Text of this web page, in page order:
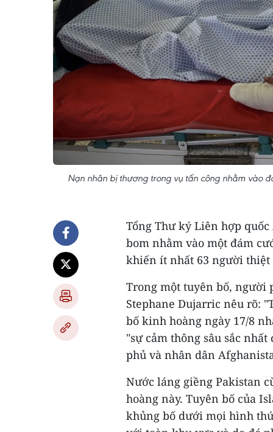
Nạn nhân bị thương trong vụ tấn công nhằm vào
Tổng Thư ký Liên hợp
bom nhằm vào một đám
khiến ít nhất 63 người thiệt
Trong một tuyên bố, người
Stephane Dujarric nêu rõ:
bố kinh hoàng ngày 17/8
"sự cảm thông sâu sắc
phủ và nhân dân
Nước láng giềng Pakistan
hoàng này. Tuyên bố của
khủng bố dưới mọi hình